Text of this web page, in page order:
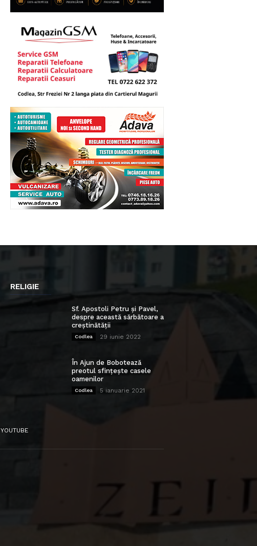
RELIGIE
Sf. Apostoli Petru și Pavel,
despre această sărbătoare a
creștinătății
Codlea 29 iunie 2022
În Ajun de Bobotează
preotul sfințește casele
oamenilor
Codlea 5 ianuarie 2021
YOUTUBE